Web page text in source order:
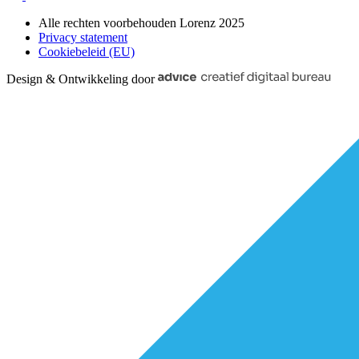
Alle rechten voorbehouden Lorenz 2025
Privacy statement
Cookiebeleid (EU)
Design & Ontwikkeling door